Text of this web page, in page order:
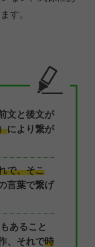
す。
文と後文が
により繋が
で、そこ
言葉で繋げ
あること
、それで時